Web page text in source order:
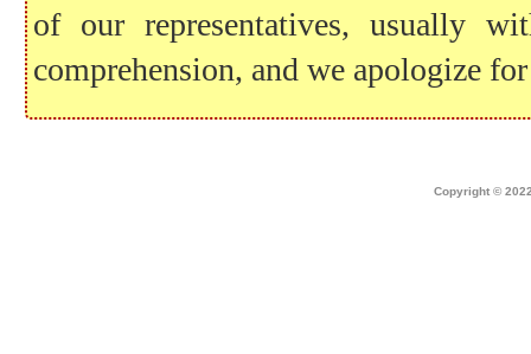
of our representatives, usually
comprehension, and we apologize
Copyright ©